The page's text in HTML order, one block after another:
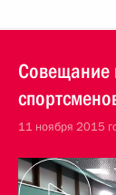
Совещание
11 ноября 2015